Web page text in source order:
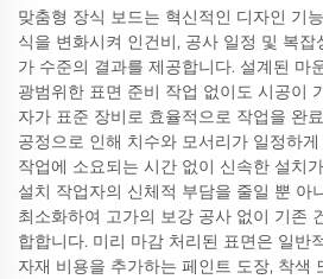
맞춤형 장식 보드는 혁신적인 디자인 기
식을 변화시켜 인건비, 공사 일정 및 복
가 수준의 결과를 제공합니다. 설계된 마
광범위한 표면 준비 작업 없이도 시공이
자가 표준 장비로 효율적으로 작업을 완
공정으로 인해 치수와 모서리가 일정하
작업에 소요되는 시간 없이 신속한 설치
설치 작업자의 신체적 부담을 줄일 뿐 아
최소화하여 고가의 보강 공사 없이 기존
합합니다. 미리 마감 처리된 표면은 일반
자재 비용을 추가하는 페인트 도장, 착색